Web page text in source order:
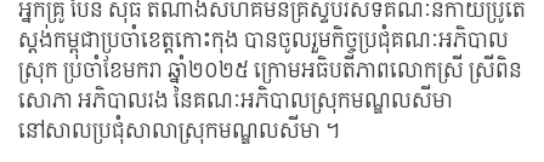
អ្នកគ្រូ ប៉ែន សុធី តំណាងសហគមន៍គ្រីស្ទបរិស័ទគណៈនិកាយប្រូតេ
ស្តង់កម្ពុជាប្រចាំខេត្តកោះកុង បានចូលរួមកិច្ចប្រជុំគណៈអភិបាល
ស្រុក ប្រចាំខែមករា ឆ្នាំ២០២៥ ក្រោមអធិបតីភាពលោកស្រី ស្រីពិន
សោភា អភិបាលរង នៃគណៈអភិបាលស្រុកមណ្ឌលសីមា
នៅសាលប្រជុំសាលាស្រុកមណ្ឌលសីមា ។